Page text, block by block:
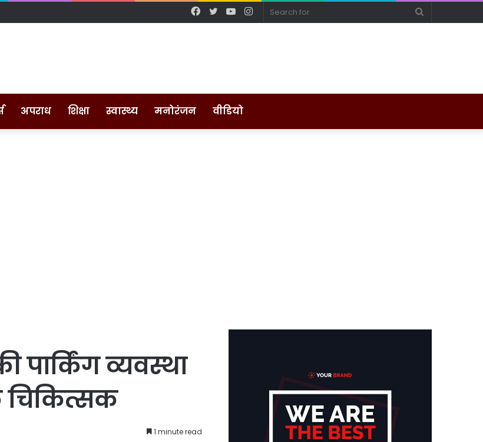
Instagram
YouTube
Twitter
Facebook
अपराध शिक्षा स्वास्थ्य मनोरंजन वीडियो
पार्किंग व्यवस्था
1 minute read